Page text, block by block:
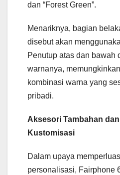
dan “Forest Green”.
Menariknya, bagian
disebut akan
Penutup atas dan bawah
warnanya,
kombinasi warna yang
pribadi.
Aksesori Tambahan
Kustomisasi
Dalam upaya
personalisasi, Fairphone